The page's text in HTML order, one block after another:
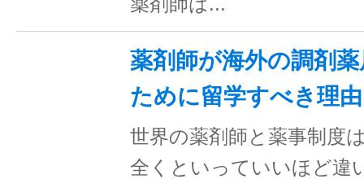
薬剤師が海外の調剤
ために留学すべき理由
世界の薬剤師と薬事制度
全くといっていいほど違